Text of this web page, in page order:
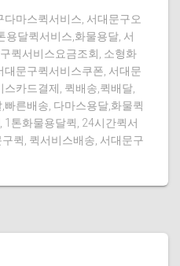
마스퀵서비스, 서대문구오
용달퀵서비스,화물용달, 서
퀵서비스요금조회, 소형화
대문구퀵서비스쿠폰, 서대문
카드결제, 퀵배송,퀵배달,
른배송, 다마스용달,화물퀵
1톤화물용달퀵, 24시간퀵서
퀵, 퀵서비스배송, 서대문구